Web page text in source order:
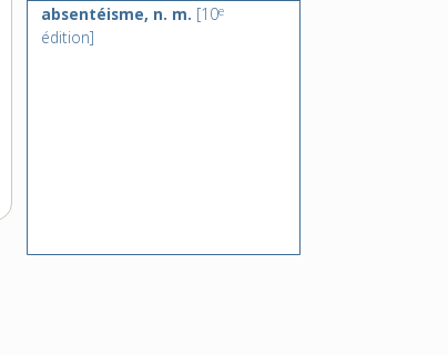
absentéisme, n. m. [10e
édition]